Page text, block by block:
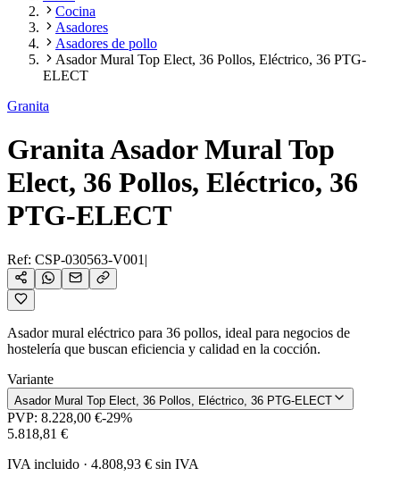
Cocina
Asadores
Asadores de pollo
Asador Mural Top Elect, 36 Pollos, Eléctrico, 36 PTG-
ELECT
Granita
Granita Asador Mural Top
Elect, 36 Pollos, Eléctrico, 36
PTG-ELECT
Ref: CSP-030563-V001 |
Asador mural eléctrico para 36 pollos, ideal para negocios de
hostelería que buscan eficiencia y calidad en la cocción.
Variante
Asador Mural Top Elect, 36 Pollos, Eléctrico, 36 PTG-ELECT
PVP: 8.228,00 €-29%
5.818,81 €
IVA incluido · 4.808,93 € sin IVA